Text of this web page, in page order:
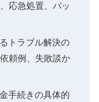
応急処置、パッ
トラブル解決の
頼例、失敗談か
手続きの具体的